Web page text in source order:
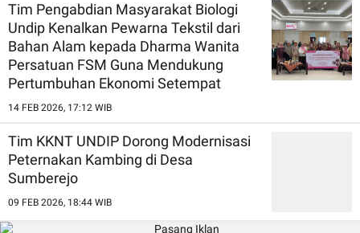
Tim Pengabdian Masyarakat Biologi
Undip Kenalkan Pewarna Tekstil dari
Bahan Alam kepada Dharma Wanita
Persatuan FSM Guna Mendukung
Pertumbuhan Ekonomi Setempat
14 FEB 2026, 17:12 WIB
Tim KKNT UNDIP Dorong Modernisasi
Peternakan Kambing di Desa
Sumberejo
09 FEB 2026, 18:44 WIB